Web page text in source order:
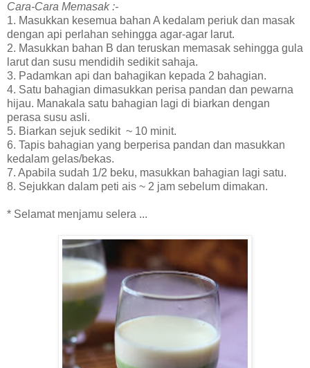
Cara-Cara Memasak :-
1. Masukkan kesemua bahan A kedalam periuk dan masak
dengan api perlahan sehingga agar-agar larut.
2. Masukkan bahan B dan teruskan memasak sehingga gula
larut dan susu mendidih sedikit sahaja.
3. Padamkan api dan bahagikan kepada 2 bahagian.
4. Satu bahagian dimasukkan perisa pandan dan pewarna
hijau. Manakala satu bahagian lagi di biarkan dengan
perasa susu asli.
5. Biarkan sejuk sedikit ~ 10 minit.
6. Tapis bahagian yang berperisa pandan dan masukkan
kedalam gelas/bekas.
7. Apabila sudah 1/2 beku, masukkan bahagian lagi satu.
8. Sejukkan dalam peti ais ~ 2 jam sebelum dimakan.
* Selamat menjamu selera ...